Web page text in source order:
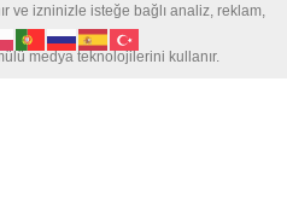
ve izninizle isteğe bağlı analiz, reklam,
medya teknolojilerini kullanır.